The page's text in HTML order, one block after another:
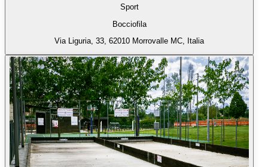
Sport
Bocciofila
Via Liguria, 33, 62010 Morrovalle MC, Italia